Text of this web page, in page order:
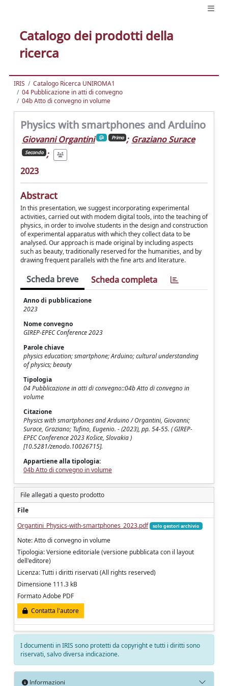
Catalogo dei prodotti della
ricerca
IRIS
Catalogo Ricerca UNIROMA1
04 Pubblicazione in atti di convegno
04b Atto di convegno in volume
Physics with smartphones and Arduino
Giovanni Organtini Primo ; Graziano Surace
Secondo ;
2023
Abstract
In this presentation, we suggest incorporating experimental
activities, carried out with modem digital tools, into the teaching of
physics, in order to involve students in the design and construction
of experimental apparatus with which they collect data to be
analysed. Our approach is made original by including aspects
such as beauty, traditionally reserved for the humanities, and by
drawing frequent parallels with the fine arts and literature.
Scheda breve Scheda completa
Anno di pubblicazione
2023
Nome convegno
GIREP-EPEC Conference 2023
Parole chiave
physics education; smartphone; Arduino; cultural understanding
of physics; beauty
Tipologia
04 Pubblicazione in atti di convegno::04b Atto di convegno in
volume
Citazione
Physics with smartphones and Arduino / Organtini, Giovanni;
Surace, Graziano; Tufino, Eugenio. - (2023), pp. 54-55. ( GIREP-
EPEC Conference 2023 Košice, Slovakia )
[10.5281/zenodo.10026715].
Appartiene alla tipologia:
04b Atto di convegno in volume
File allegati a questo prodotto
File
Organtini_Physics-with-smartphones_2023.pdf
solo gestori archivio
Note: Atto di convegno in volume
Tipologia: Versione editoriale (versione pubblicata con il layout
dell'editore)
Licenza: Tutti i diritti riservati (All rights reserved)
Dimensione 111.3 kB
Formato Adobe PDF
Contatta l'autore
I documenti in IRIS sono protetti da copyright e tutti i diritti sono
riservati, salvo diversa indicazione.
Informazioni